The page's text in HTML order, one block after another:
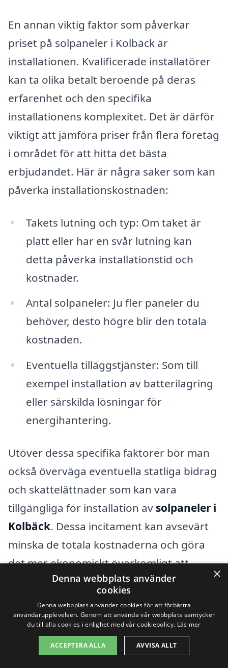
En annan viktig faktor som påverkar
priset på solpaneler i Kolbäck är
installationen. Kvalificerade installatörer
kan ta olika betalt beroende på deras
erfarenhet och den specifika
installationens komplexitet. Det är därför
viktigt att jämföra priser från flera företag
i området för att hitta det bästa
erbjudandet. Här är några saker som kan
påverka installationskostnaden:
Takets lutning och typ: Om taket är
platt eller har en svår lutning kan
detta påverka installationstid och
kostnader.
Antal solpaneler: Ju fler paneler du
behöver, desto högre blir den totala
kostnaden.
Eventuella tilläggstjänster: Som till
exempel installation av batterilagring
eller särskilda lösningar för
energihantering.
Utöver dessa specifika faktorer bör man
också överväga eventuella statliga bidrag
och skattelättnader som kan vara
tillgängliga för installation av solpaneler i
Kolbäck. Dessa incitament kan avsevärt
minska de totala kostnaderna och göra
det mer ekonomiskt överkomligt att
installera solpaneler. Genom att göra en
noggrann research och inhämta flera
offerter kan du säkerställa att du får
bästa möjliga pris och kvalitet på din
installation av solpaneler.
×
Denna webbplats använder
cookies
Denna webbplats använder cookies för att förbättra
användarupplevelsen. Genom att använda vår webbplats samtycker
du till alla cookies i enlighet med vår cookiepolicy. Läs mer
ACCEPTERA ALLA AVVISA ALLT